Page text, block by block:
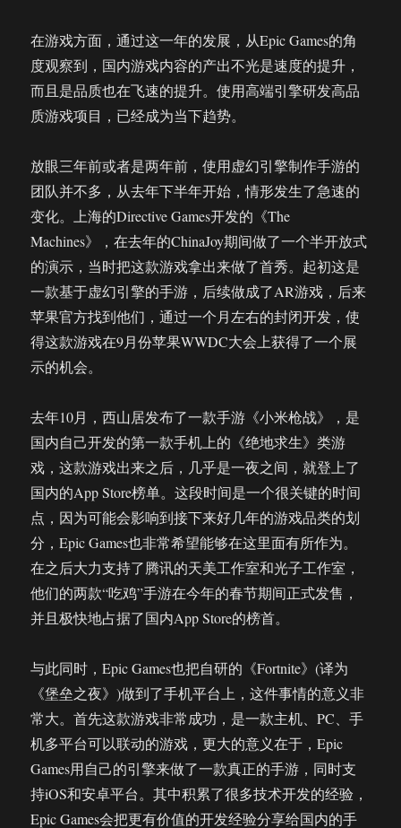
在游戏方面，通过这一年的发展，从Epic Games的角
度观察到，国内游戏内容的产出不光是速度的提升，
而且是品质也在飞速的提升。使用高端引擎研发高品
质游戏项目，已经成为当下趋势。
放眼三年前或者是两年前，使用虚幻引擎制作手游的
团队并不多，从去年下半年开始，情形发生了急速的
变化。上海的Directive Games开发的《The
Machines》，在去年的ChinaJoy期间做了一个半开放式
的演示，当时把这款游戏拿出来做了首秀。起初这是
一款基于虚幻引擎的手游，后续做成了AR游戏，后来
苹果官方找到他们，通过一个月左右的封闭开发，使
得这款游戏在9月份苹果WWDC大会上获得了一个展
示的机会。
去年10月，西山居发布了一款手游《小米枪战》，是
国内自己开发的第一款手机上的《绝地求生》类游
戏，这款游戏出来之后，几乎是一夜之间，就登上了
国内的App Store榜单。这段时间是一个很关键的时间
点，因为可能会影响到接下来好几年的游戏品类的划
分，Epic Games也非常希望能够在这里面有所作为。
在之后大力支持了腾讯的天美工作室和光子工作室，
他们的两款“吃鸡”手游在今年的春节期间正式发售，
并且极快地占据了国内App Store的榜首。
与此同时，Epic Games也把自研的《Fortnite》(译为
《堡垒之夜》)做到了手机平台上，这件事情的意义非
常大。首先这款游戏非常成功，是一款主机、PC、手
机多平台可以联动的游戏，更大的意义在于，Epic
Games用自己的引擎来做了一款真正的手游，同时支
持iOS和安卓平台。其中积累了很多技术开发的经验，
Epic Games会把更有价值的开发经验分享给国内的手